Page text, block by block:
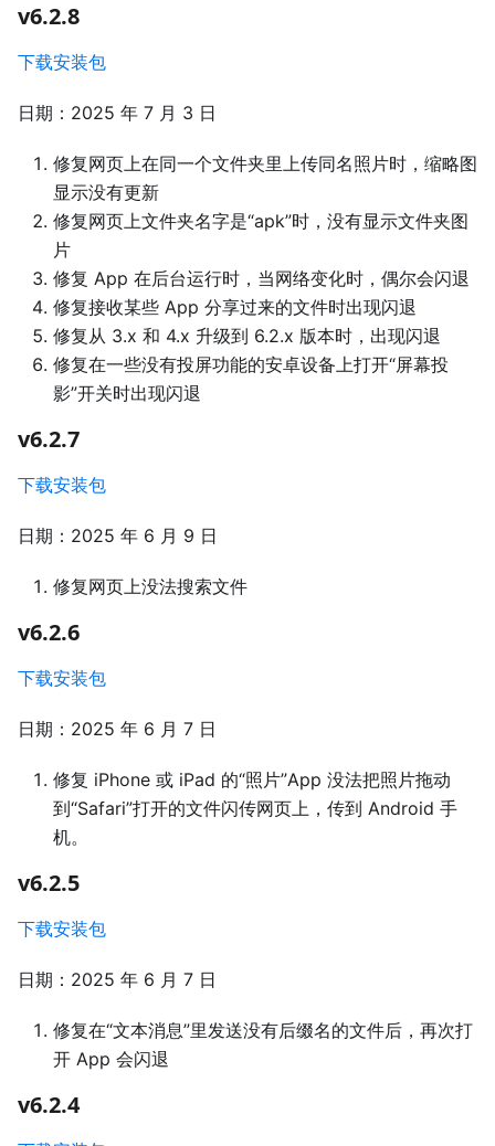
v6.2.8
下载安装包
日期：2025 年 7 月 3 日
修复网页上在同一个文件夹里上传同名照片时，缩略图
显示没有更新
修复网页上文件夹名字是“apk”时，没有显示文件夹图
片
修复 App 在后台运行时，当网络变化时，偶尔会闪退
修复接收某些 App 分享过来的文件时出现闪退
修复从 3.x 和 4.x 升级到 6.2.x 版本时，出现闪退
修复在一些没有投屏功能的安卓设备上打开“屏幕投
影”开关时出现闪退
v6.2.7
下载安装包
日期：2025 年 6 月 9 日
修复网页上没法搜索文件
v6.2.6
下载安装包
日期：2025 年 6 月 7 日
修复 iPhone 或 iPad 的“照片”App 没法把照片拖动
到“Safari”打开的文件闪传网页上，传到 Android 手
机。
v6.2.5
下载安装包
日期：2025 年 6 月 7 日
修复在“文本消息”里发送没有后缀名的文件后，再次打
开 App 会闪退
v6.2.4